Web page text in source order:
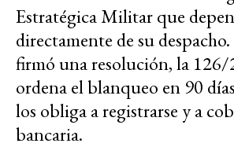
Estratégica Militar que
directamente de su
firmó una resolución, la 126/
ordena el blanqueo en 90
los obliga a registrarse y a
bancaria.